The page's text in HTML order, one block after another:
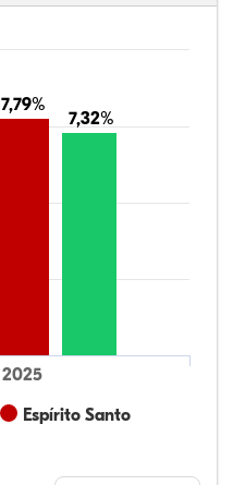
7,79%
7,79%
7,32%
7,32%
Espírito Santo
2025